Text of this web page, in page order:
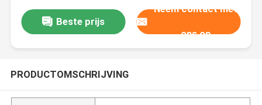
Beste prijs
Neem contact met
ons op
PRODUCTOMSCHRIJVING